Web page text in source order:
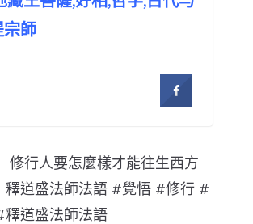
宗師
修行人要怎麼樣才能往生西方
釋道盛法師法語 #覺悟 #修行 #
道盛法師法語